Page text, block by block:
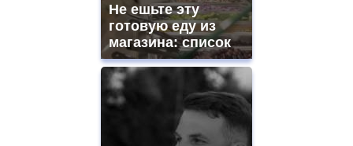
https://www.replicasrelojes.to/
Не ешьте эту
готовую еду из
магазина: список